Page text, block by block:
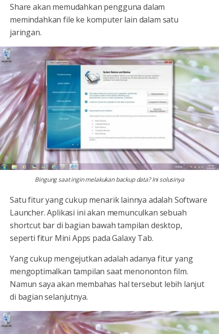
Share akan memudahkan pengguna dalam
memindahkan file ke komputer lain dalam satu
jaringan.
Bingung saat ingin melakukan backup data? Ini solusinya
Satu fitur yang cukup menarik lainnya adalah Software
Launcher. Aplikasi ini akan memunculkan sebuah
shortcut bar di bagian bawah tampilan desktop,
seperti fitur Mini Apps pada Galaxy Tab.
Yang cukup mengejutkan adalah adanya fitur yang
mengoptimalkan tampilan saat menononton film.
Namun saya akan membahas hal tersebut lebih lanjut
di bagian selanjutnya.